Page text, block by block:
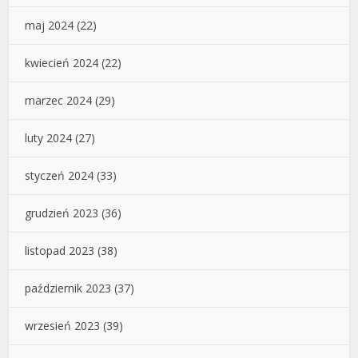
maj 2024 (22)
kwiecień 2024 (22)
marzec 2024 (29)
luty 2024 (27)
styczeń 2024 (33)
grudzień 2023 (36)
listopad 2023 (38)
październik 2023 (37)
wrzesień 2023 (39)